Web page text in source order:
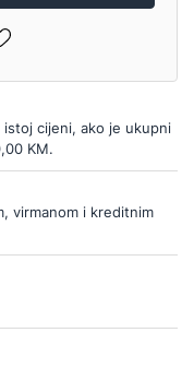
cijeni, ako je ukupni
KM.
virmanom i kreditnim